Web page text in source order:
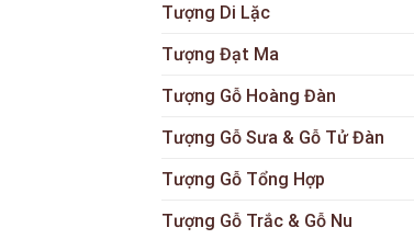
Tượng Di Lặc
Tượng Đạt Ma
Tượng Gỗ Hoàng Đàn
Tượng Gỗ Sưa & Gỗ Tử Đàn
Tượng Gỗ Tổng Hợp
Tượng Gỗ Trắc & Gỗ Nu